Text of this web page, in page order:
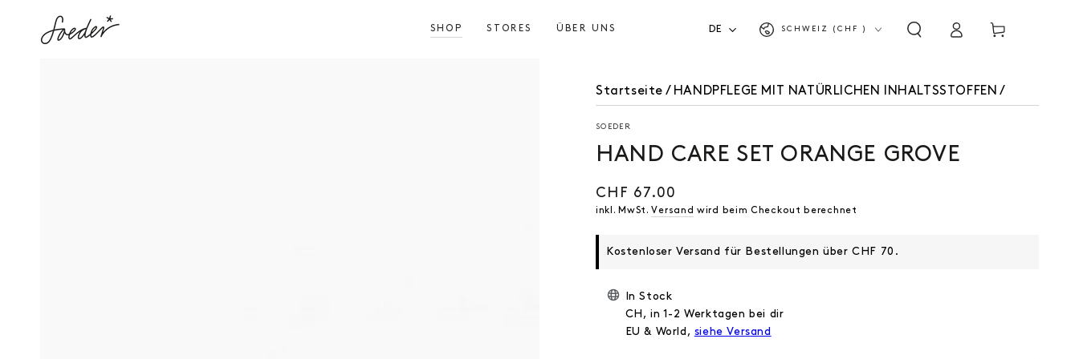
SPRINGEN
SHOP
STORES ÜBER UNS DE
Land/Region
SCHWEIZ (CHF ) EinloggenWarenkorb
Startseite / HANDPFLEGE MIT NATÜRLICHEN INHALTSSTOFFEN /
SOEDER
HAND CARE SET ORANGE GROVE
Regulärer
Preis
CHF 67.00
inkl. MwSt.Versand wird beim Checkout berechnet
Kostenloser Versand für Bestellungen über CHF 70.
In Stock
CH, in 1-2 Werktagen bei dir
EU & World, siehe Versand